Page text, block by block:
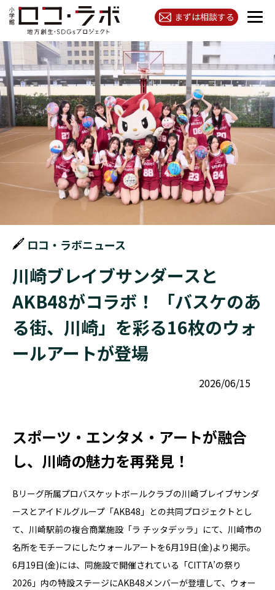
まずは相談する
ロコ・ラボニュース
川崎ブレイブサンダースと
AKB48がコラボ！ 「バスケのあ
る街、川崎」を彩る16枚のウォ
ールアートが登場
2026/06/15
スポーツ・エンタメ・アートが融合
し、川崎の魅力を再発見！
Bリーグ所属プロバスケットボールクラブの川崎ブレイブサンダ
ースとアイドルグループ「AKB48」との共同プロジェクトとし
て、川崎駅前の複合商業施設「ラ チッタデッラ」にて、川崎市の
名所をモチーフにしたウォールアートを6月19日(金)より掲示。
6月19日(金)には、同施設で開催されている「CITTA’の祭り
2026」内の特設ステージにAKB48メンバーが登壇して、ウォー